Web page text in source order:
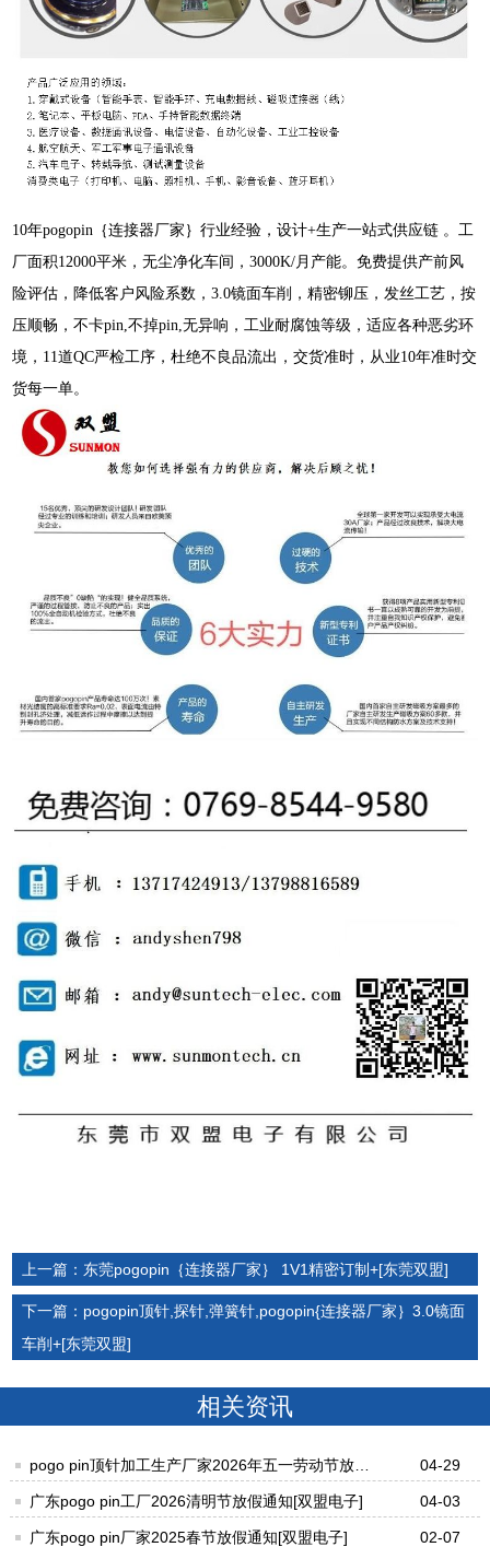
10年pogopin｛连接器厂家｝行业经验，设计+生产一站式供应链 。工
厂面积12000平米，无尘净化车间，3000K/月产能。免费提供产前风
险评估，降低客户风险系数，3.0镜面车削，精密铆压，发丝工艺，按
压顺畅，不卡pin,不掉pin,无异响，工业耐腐蚀等级，适应各种恶劣环
境，11道QC严检工序，杜绝不良品流出，交货准时，从业10年准时交
货每一单。
上一篇：东莞pogopin｛连接器厂家｝ 1V1精密订制+[东莞双盟]
下一篇：pogopin顶针,探针,弹簧针,pogopin{连接器厂家｝3.0镜面
车削+[东莞双盟]
相关资讯
pogo pin顶针加工生产厂家2026年五一劳动节放假
通知[双盟电子]
04-29
广东pogo pin工厂2026清明节放假通知[双盟电子] 04-03
广东pogo pin厂家2025春节放假通知[双盟电子] 02-07